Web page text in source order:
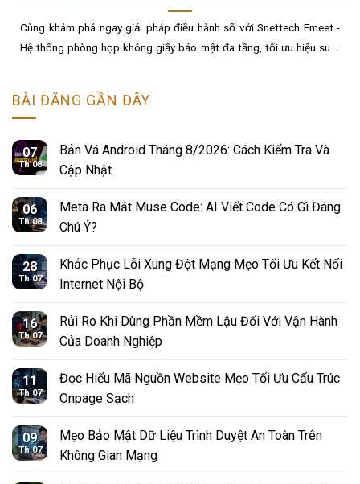
Cùng khám phá ngay giải pháp điều hành số với Snettech Emeet -
Hệ thống phòng họp không giấy bảo mật đa tầng, tối ưu hiệu suất
BÀI ĐĂNG GẦN ĐÂY
07
Th 08
Bản Vá Android Tháng 8/2026: Cách Kiểm Tra Và
Cập Nhật
06
Th 08
Meta Ra Mắt Muse Code: AI Viết Code Có Gì Đáng
Chú Ý?
28
Th 07
Khắc Phục Lỗi Xung Đột Mạng Mẹo Tối Ưu Kết Nối
Internet Nội Bộ
16
Th 07
Rủi Ro Khi Dùng Phần Mềm Lậu Đối Với Vận Hành
Của Doanh Nghiệp
11
Th 07
Đọc Hiểu Mã Nguồn Website Mẹo Tối Ưu Cấu Trúc
Onpage Sạch
09
Th 07
Mẹo Bảo Mật Dữ Liệu Trình Duyệt An Toàn Trên
Không Gian Mạng